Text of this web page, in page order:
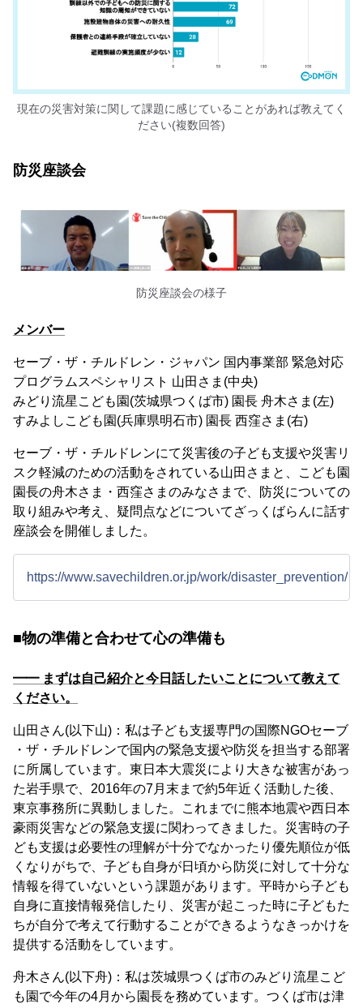
現在の災害対策に関して課題に感じていることがあれば教えてく
ださい(複数回答)
防災座談会
防災座談会の様子
メンバー
セーブ・ザ・チルドレン・ジャパン 国内事業部 緊急対応
プログラムスペシャリスト 山田さま(中央)
みどり流星こども園(茨城県つくば市) 園長 舟木さま(左)
すみよしこども園(兵庫県明石市) 園長 西窪さま(右)
セーブ・ザ・チルドレンにて災害後の子ども支援や災害リ
スク軽減のための活動をされている山田さまと、こども園
園長の舟木さま・西窪さまのみなさまで、防災についての
取り組みや考え、疑問点などについてざっくばらんに話す
座談会を開催しました。
https://www.savechildren.or.jp/work/disaster_prevention/
■物の準備と合わせて心の準備も
━━ まずは自己紹介と今日話したいことについて教えて
ください。
山田さん(以下山)：私は子ども支援専門の国際NGOセーブ
・ザ・チルドレンで国内の緊急支援や防災を担当する部署
に所属しています。東日本大震災により大きな被害があっ
た岩手県で、2016年の7月末まで約5年近く活動した後、
東京事務所に異動しました。これまでに熊本地震や西日本
豪雨災害などの緊急支援に関わってきました。災害時の子
ども支援は必要性の理解が十分でなかったり優先順位が低
くなりがちで、子ども自身が日頃から防災に対して十分な
情報を得ていないという課題があります。平時から子ども
自身に直接情報発信したり、災害が起こった時に子どもた
ちが自分で考えて行動することができるようなきっかけを
提供する活動をしています。
舟木さん(以下舟)：私は茨城県つくば市のみどり流星こど
も園で今年の4月から園長を務めています。つくば市は津